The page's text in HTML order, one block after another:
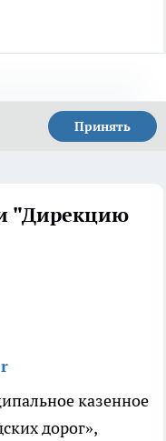
Принять
"Дирекцию
казенное
дорог»,